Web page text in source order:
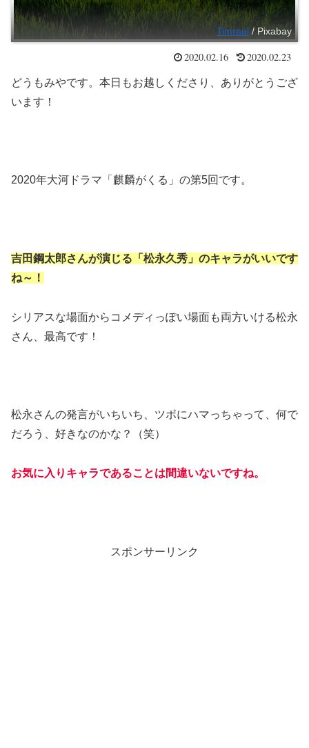
Timrael / Pixabay
2020.02.16 2020.02.23
どうもみやです。本日もお越しくださり、ありがとうござ
います！
2020年大河ドラマ「麒麟がくる」の第5回です。
吉田鋼太郎さんが演じる「松永久秀」のキャラがいいです
ね～！
シリアスな場面からコメディっぽい場面も両方いける松永
さん、最高です！
松永さんの発言がいちいち、ツボにハマっちゃって、何で
だろう、好きなのかな？（笑）
お気に入りキャラであることは間違いないですね。
スポンサーリンク